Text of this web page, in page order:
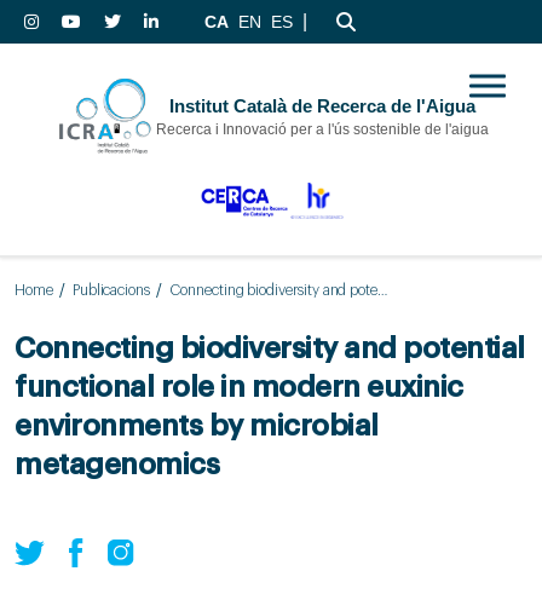
CA EN ES
Institut Català de Recerca de l'Aigua
Recerca i Innovació per a l'ús sostenible de l'aigua
Home Publicacions
Connecting biodiversity and potential
functional role in modern euxinic
environments by microbial
metagenomics